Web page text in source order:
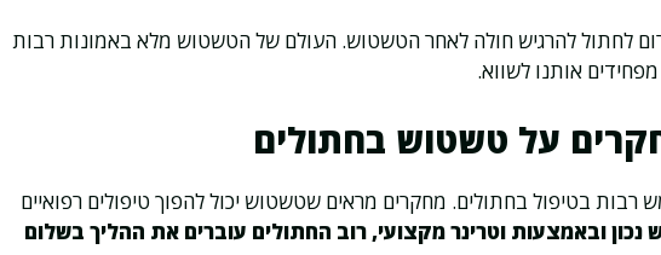
לחתול להרגיש חולה לאחר הטשטוש. העולם של הטשטוש מלא באמונות רבות
אותנו לשווא.
על טשטוש בחתולים
רבות בטיפול בחתולים. מחקרים מראים שטשטוש יכול להפוך טיפולים רפואיים
נכון ובאמצעות וטרינר מקצועי, רוב החתולים עוברים את ההליך בשלום